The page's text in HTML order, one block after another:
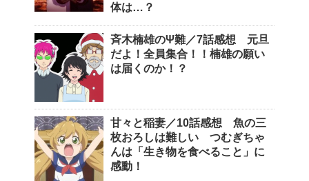
体は…？
斉木楠雄のΨ難／7話感想 元旦
だよ！全員集合！！楠雄の願い
は届くのか！？
甘々と稲妻／10話感想 魚の三
枚おろしは難しい つむぎちゃ
んは「生き物を食べること」に
感動！